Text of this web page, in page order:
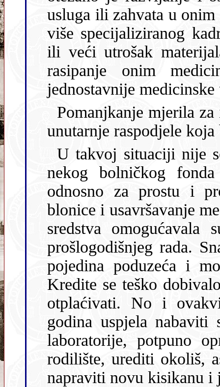
usluga ili zahvata u
više specijaliziranog
ili veći utrošak materijala. Ujedno omogućava neopravdano
rasipanje onim medicinskim
jednostavnije medicinske
Pomanjkanje mjerila za izvršeni rad dovodi
U takvoj situaciji nije se moglo niti
nekog bolničkog fonda za
odnosno za prostu i
blonice i usavršavanje medicinskih usluga stagnirali. Dobivena
sredstva omogućavala su standardni rad na osnovi
prošlogodišnjeg rada. Snalazili
pojedina poduzeća i
Kredite se teško
otplaćivati. No i ovakvim snalaženjem bolnica je baš tih
godina uspjela nabaviti suvremenu
laboratorije, potpuno opremiti
rodilište, urediti okoliš,
napraviti novu kisikanu i